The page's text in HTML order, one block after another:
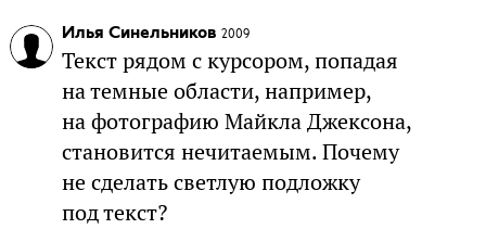
Илья Синельников 2009
Текст рядом с курсором, попадая
на темные области, например,
на фотографию Майкла Джексона,
становится нечитаемым. Почему
не сделать светлую подложку
под текст?